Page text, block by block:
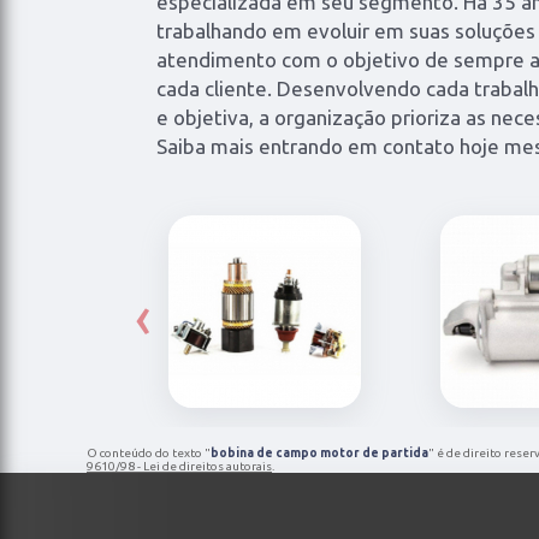
trabalhando em evoluir em suas
atendimento com o objetivo de sempre
cada cliente. Desenvolvendo cada
e objetiva, a organização prioriza as
Saiba mais entrando em contato hoje
‹
O conteúdo do texto "bobina de campo motor de partida" é de direito
9610/98 - Lei de direitos autorais.